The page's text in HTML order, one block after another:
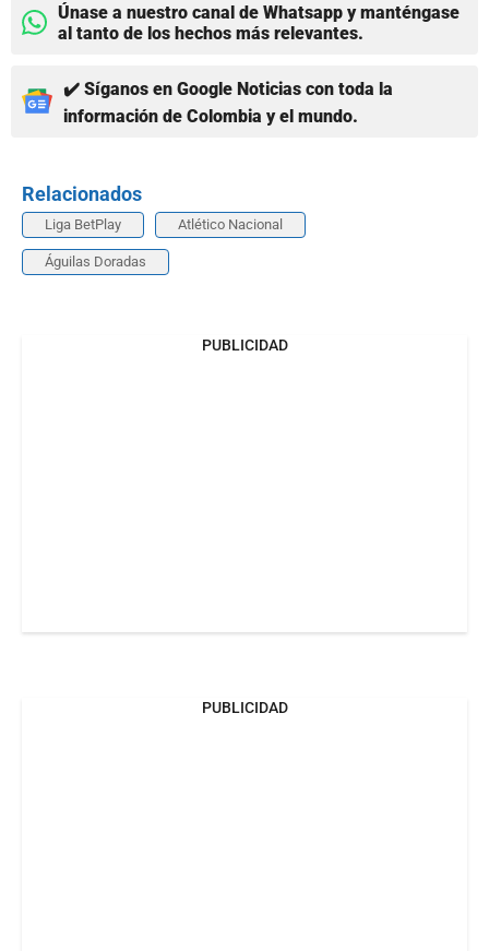
Únase a nuestro canal de Whatsapp y manténgase
al tanto de los hechos más relevantes.
✔️ Síganos en Google Noticias con toda la
información de Colombia y el mundo.
Relacionados
Liga BetPlay Atlético Nacional
Águilas Doradas
PUBLICIDAD
PUBLICIDAD